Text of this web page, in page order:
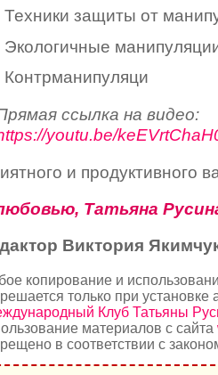
Техники защиты от
Экологичные
Контрманипуляци
ссылка на видео:
youtu.be/
и продуктивного
Татьяна
Виктория
копирование и
только при установке
Клуб Татьяны
материалов с сайта
в соответствии с